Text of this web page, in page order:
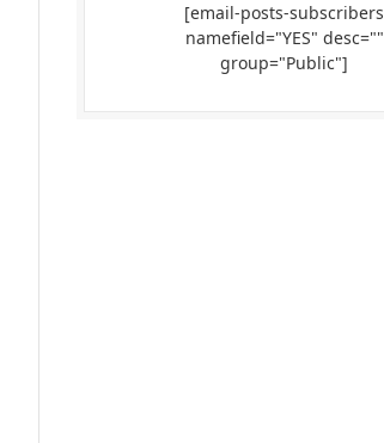
[email-posts-subscribers
namefield="YES" desc=""
group="Public"]